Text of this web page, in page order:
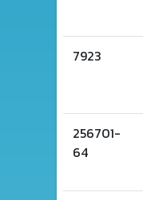
7923
256701-
64